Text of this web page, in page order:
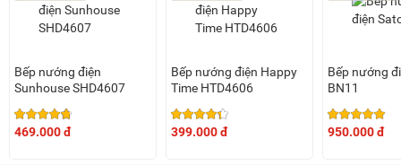
quanh vị trí kê đặt bếp.
liệu cao cấp có phủ chống dính Whitford (USA) giúp hạn chế
sau mỗi lần nướng. Ngoài ra, chất liệu này không chứa chất
Bếp nướng điện
Sunhouse SHD4607
469.000 đ
Bếp nướng điện Happy
Time HTD4606
399.000 đ
Bếp nướng
BN11
950.000 đ